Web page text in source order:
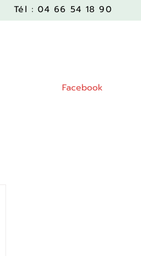
Tél : 04 66 54 18 90
Facebook